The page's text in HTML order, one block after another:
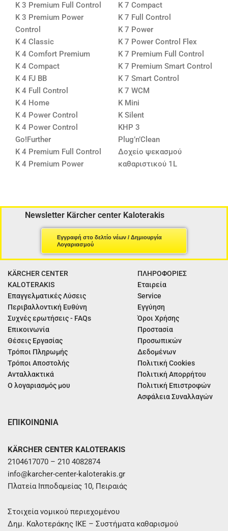
K 3 Premium Full Control
K 3 Premium Power
Control
K 4 Classic
K 4 Comfort Premium
K 4 Compact
K 4 FJ BB
K 4 Full Control
K 4 Home
K 4 Power Control
K 4 Power Control
Go!Further
K 4 Premium Full Control
K 4 Premium Power
K 7 Compact
K 7 Full Control
K 7 Power
K 7 Power Control Flex
K 7 Premium Full Control
K 7 Premium Smart Control
K 7 Smart Control
K 7 WCM
K Mini
K Silent
KHP 3
Plug’n’Clean
Δοχείο ψεκασμού
καθαριστικού 1L
Newsletter Kärcher center Kaloterakis
Εγγραφή στο δελτίο νέων / Δημιουργία
Λογαριασμού
KÄRCHER CENTER
KALOTERAKIS
Επαγγελματικές Λύσεις
Περιβαλλοντική Ευθύνη
Συχνές ερωτήσεις - FAQs
Επικοινωνία
Θέσεις Εργασίας
Τρόποι Πληρωμής
Τρόποι Αποστολής
Ανταλλακτικά
Ο λογαριασμός μου
ΠΛΗΡΟΦΟΡΙΕΣ
Εταιρεία
Service
Εγγύηση
Όροι Χρήσης
Προστασία
Προσωπικών
Δεδομένων
Πολιτική Cookies
Πολιτική Απορρήτου
Πολιτική Επιστροφών
Ασφάλεια Συναλλαγών
ΕΠΙΚΟΙΝΩΝΙΑ
KÄRCHER CENTER KALOTERAKIS
2104617070 – 210 4082874
info@karcher-center-kaloterakis.gr
Πλατεία Ιπποδαμείας 10, Πειραιάς
Στοιχεία νομικού περιεχομένου
Δημ. Καλοτεράκης ΙΚΕ – Συστήματα καθαρισμού